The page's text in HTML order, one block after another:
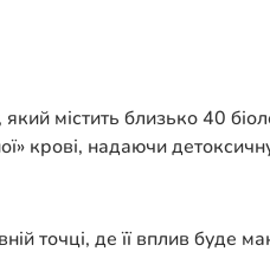
містить близько 40
крові, надаючи
точці, де її вплив буде